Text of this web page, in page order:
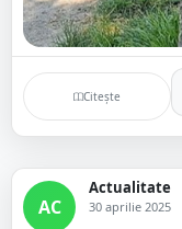
Citește
AC
Actualitate
30 aprilie 2025